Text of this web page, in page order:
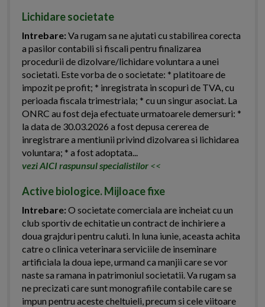
Lichidare societate
Intrebare:Va rugam sa ne ajutati cu stabilirea corecta
a pasilor contabili si fiscali pentru finalizarea
procedurii de dizolvare/lichidare voluntara a unei
societati. Este vorba de o societate: * platitoare de
impozit pe profit; * inregistrata in scopuri de TVA, cu
perioada fiscala trimestriala; * cu un singur asociat. La
ONRC au fost deja efectuate urmatoarele demersuri: *
la data de 30.03.2026 a fost depusa cererea de
inregistrare a mentiunii privind dizolvarea si lichidarea
voluntara; * a fost adoptata...
vezi AICI raspunsul specialistilor <<
Active biologice. Mijloace fixe
Intrebare:O societate comerciala are incheiat cu un
club sportiv de echitatie un contract de inchiriere a
doua grajduri pentru caluti. In luna iunie, aceasta achita
catre o clinica veterinara serviciile de inseminare
artificiala la doua iepe, urmand ca manjii care se vor
naste sa ramana in patrimoniul societatii. Va rugam sa
ne precizati care sunt monografiile contabile care se
impun pentru aceste cheltuieli, precum si cele viitoare